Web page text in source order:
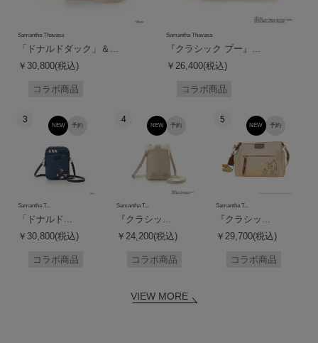
Samantha Thavasa
「ドナルドダック」＆...
￥30,800(税込)
コラボ商品
Samantha Thavasa
『クラシック プー』...
￥26,400(税込)
コラボ商品
3
予約
NEW
Samantha T...
「ドナルド...
￥30,800(税込)
コラボ商品
4
予約
NEW
Samantha T...
『クラシッ...
￥24,200(税込)
コラボ商品
5
予約
NEW
Samantha T...
『クラシッ...
￥29,700(税込)
コラボ商品
VIEW MORE